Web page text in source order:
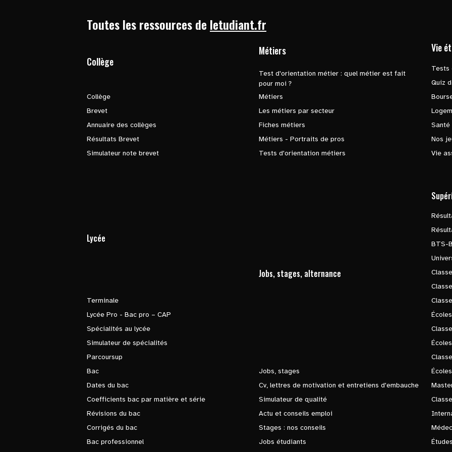
Toutes les ressources de letudiant.fr
Collège
Collège
Brevet
Annuaire des collèges
Résultats Brevet
Simulateur note brevet
Métiers
Test d'orientation métier : quel métier est fait
pour moi ?
Métiers
Les métiers par secteur
Fiches métiers
Métiers - Portraits de pros
Tests d'orientation métiers
Vie
Tests
Quiz
Santé
Nos
Vie
Lycée
Terminale
Lycée Pro - Bac pro – CAP
Spécialités au lycée
Simulateur de spécialités
Parcoursup
Bac
Dates du bac
Coefficients bac par matière et série
Révisions du bac
Corrigés du bac
Bac professionnel
Jobs, stages, alternance
Jobs, stages
Cv, lettres de motivation et entretiens d'embauche
Simulateur de qualité
Actu et conseils emploi
Stages : nos conseils
Jobs étudiants
BTS-